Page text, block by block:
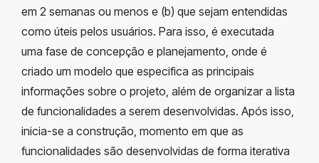
em 2 semanas ou menos e (b) que sejam entendidas
como úteis pelos usuários. Para isso, é executada
uma fase de concepção e planejamento, onde é
criado um modelo que especifica as principais
informações sobre o projeto, além de organizar a lista
de funcionalidades a serem desenvolvidas. Após isso,
inicia-se a construção, momento em que as
funcionalidades são desenvolvidas de forma iterativa